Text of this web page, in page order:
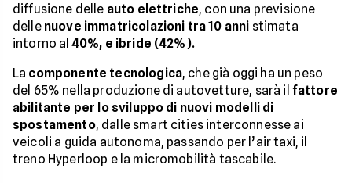
diffusione delle auto elettriche, con una previsione
delle nuove immatricolazioni tra 10 anni stimata
intorno al40%, e ibride (42%).
La componente tecnologica, che già oggi ha un peso
del 65% nella produzione di autovetture, sarà il fattore
abilitante per lo sviluppo di nuovi modelli di
spostamento, dalle smart cities interconnesse ai
veicoli a guida autonoma, passando per l’air taxi, il
treno Hyperloop e la micromobilità tascabile.